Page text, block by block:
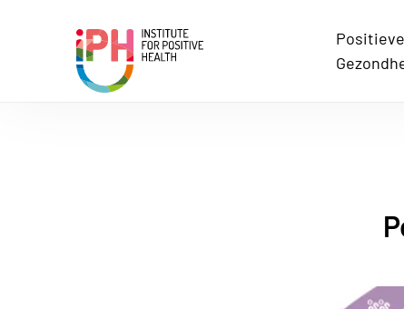
Institute for Positive Health
Positieve